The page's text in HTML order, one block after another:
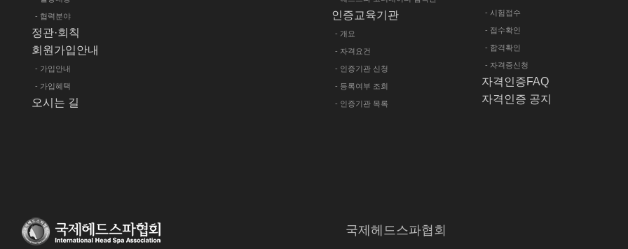
- 협력분야
정관·회칙
회원가입안내
- 가입안내
- 가입혜택
오시는 길
인증교육기관
- 개요
- 자격요건
- 인증기관 신청
- 등록여부 조회
- 인증기관 목록
- 시험접수
- 접수확인
- 합격확인
- 자격증신청
자격인증FAQ
자격인증 공지
국제헤드스파협회